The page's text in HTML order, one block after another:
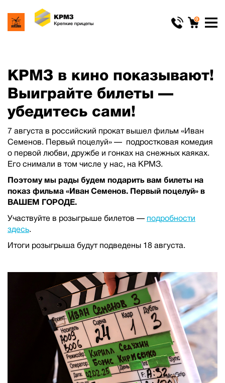
0
КРМЗ в кино показывают!
Выиграйте билеты —
убедитесь сами!
7 августа в российский прокат вышел фильм «Иван
Семенов. Первый поцелуй» — подростковая комедия
о первой любви, дружбе и гонках на снежных каяках.
Его снимали в том числе у нас, на КРМЗ.
Поэтому мы рады будем подарить вам билеты на
показ фильма «Иван Семенов. Первый поцелуй» в
ВАШЕМ ГОРОДЕ.
Участвуйте в розыгрыше билетов — подробности
здесь.
Итоги розыгрыша будут подведены 18 августа.